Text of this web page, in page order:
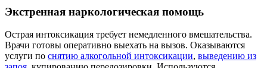
Экстренная наркологическая помощь
Острая интоксикация требует немедленного вмешательства.
Врачи готовы оперативно выехать на вызов. Оказываются
услуги по снятию алкогольной интоксикации, выведению из